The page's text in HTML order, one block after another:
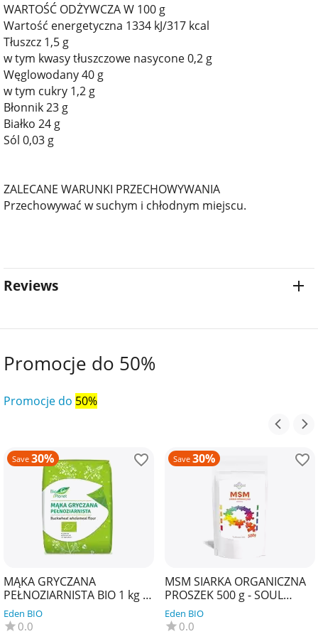
WARTOŚĆ ODŻYWCZA W 100 g
Wartość energetyczna 1334 kJ/317 kcal
Tłuszcz 1,5 g
w tym kwasy tłuszczowe nasycone 0,2 g
Węglowodany 40 g
w tym cukry 1,2 g
Błonnik 23 g
Białko 24 g
Sól 0,03 g
ZALECANE WARUNKI PRZECHOWYWANIA
Przechowywać w suchym i chłodnym miejscu.
Reviews
Promocje do 50%
Promocje do 50%
Save 30%
MĄKA GRYCZANA
PEŁNOZIARNISTA BIO 1 kg -
BIO PLANET
Eden BIO
0.0
Save 30%
MSM SIARKA ORGANICZNA
PROSZEK 500 g - SOUL
FARM
Eden BIO
0.0